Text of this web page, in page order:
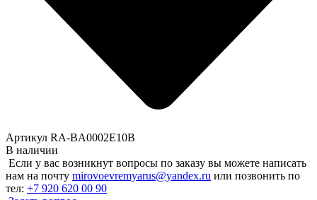
Артикул RA-BA0002E10B
В наличии
Если у вас возникнут вопросы по заказу вы можете написать
нам на почту mirovoevremyarus@yandex.ru или позвонить по
тел: +7 920 620 00 90